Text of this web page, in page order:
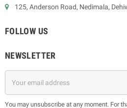
125, Anderson Road, Nedimala,
FOLLOW US
NEWSLETTER
You may unsubscribe at any moment. For